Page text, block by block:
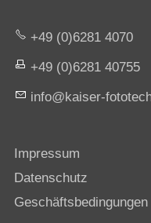
+49 (0)6281 4070
+49 (0)6281 40755
nf
k s r-f t t
Impressum
Datenschutz
Geschäftsbedingungen